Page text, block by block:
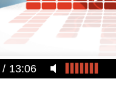
13:06